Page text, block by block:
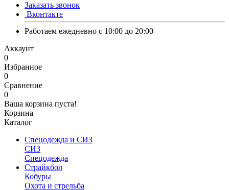
Заказать звонок
Вконтакте
Работаем ежедневно с 10:00 до 20:00
Аккаунт
0
Избранное
0
Сравнение
0
Ваша корзина пуста!
Корзина
Каталог
Спецодежда и СИЗ
СИЗ
Спецодежда
Страйкбол
Кобуры
Охота и стрельба